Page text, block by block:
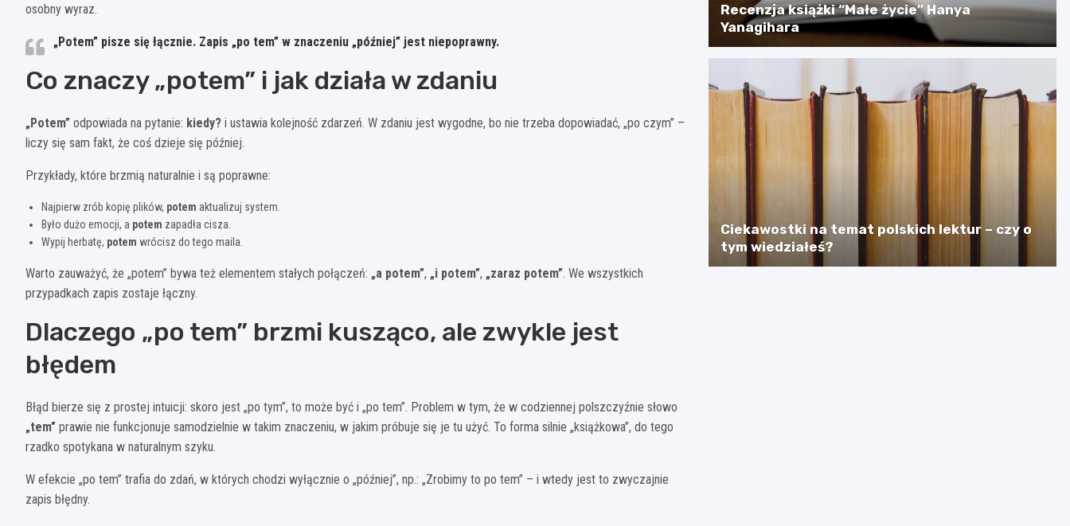
osobny wyraz.
„Potem” pisze się łącznie. Zapis „po tem” w znaczeniu „później” jest niepoprawny.
Co znaczy „potem” i jak działa w zdaniu
„Potem” odpowiada na pytanie: kiedy? i ustawia kolejność zdarzeń. W zdaniu jest wygodne, bo nie trzeba dopowiadać, „po czym” –
liczy się sam fakt, że coś dzieje się później.
Przykłady, które brzmią naturalnie i są poprawne:
Najpierw zrób kopię plików, potem aktualizuj system.
Było dużo emocji, a potem zapadła cisza.
Wypij herbatę, potem wrócisz do tego maila.
Warto zauważyć, że „potem” bywa też elementem stałych połączeń: „a potem”, „i potem”, „zaraz potem”. We wszystkich
przypadkach zapis zostaje łączny.
Dlaczego „po tem” brzmi kusząco, ale zwykle jest
błędem
Błąd bierze się z prostej intuicji: skoro jest „po tym”, to może być i „po tem”. Problem w tym, że w codziennej polszczyźnie słowo
„tem” prawie nie funkcjonuje samodzielnie w takim znaczeniu, w jakim próbuje się je tu użyć. To forma silnie „książkowa”, do tego
rzadko spotykana w naturalnym szyku.
W efekcie „po tem” trafia do zdań, w których chodzi wyłącznie o „później”, np.: „Zrobimy to po tem” – i wtedy jest to zwyczajnie
zapis błędny.
Recenzja książki “Małe życie” Hanya
Yanagihara
Ciekawostki na temat polskich lektur – czy o
tym wiedziałeś?